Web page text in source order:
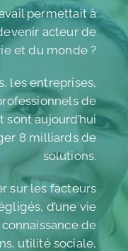
permettait à
acteur de
et du monde ?
les entreprises,
de
sont aujourd’hui
8 milliards de
solutions.
sur les facteurs
d’une vie
de
utilité sociale,